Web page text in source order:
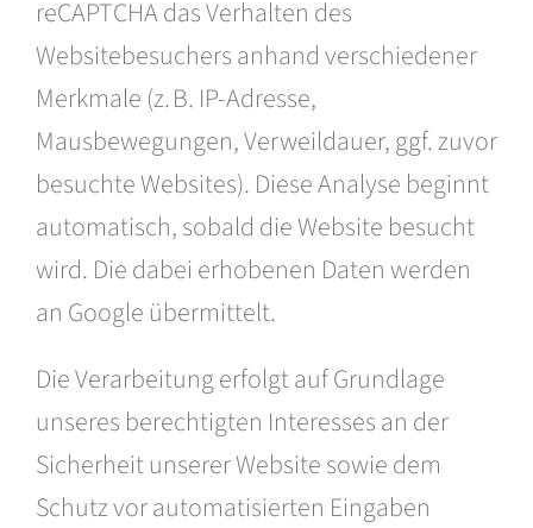
reCAPTCHA das Verhalten des
Websitebesuchers anhand verschiedener
Merkmale (z. B. IP-Adresse,
Mausbewegungen, Verweildauer, ggf. zuvor
besuchte Websites). Diese Analyse beginnt
automatisch, sobald die Website besucht
wird. Die dabei erhobenen Daten werden
an Google übermittelt.
Die Verarbeitung erfolgt auf Grundlage
unseres berechtigten Interesses an der
Sicherheit unserer Website sowie dem
Schutz vor automatisierten Eingaben